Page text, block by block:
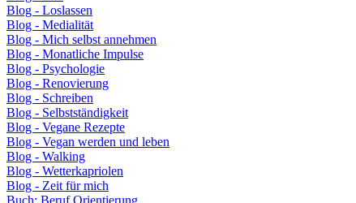
Blog - Loslassen
Blog - Medialität
Blog - Mich selbst annehmen
Blog - Monatliche Impulse
Blog - Psychologie
Blog - Renovierung
Blog - Schreiben
Blog - Selbstständigkeit
Blog - Vegane Rezepte
Blog - Vegan werden und leben
Blog - Walking
Blog - Wetterkapriolen
Blog - Zeit für mich